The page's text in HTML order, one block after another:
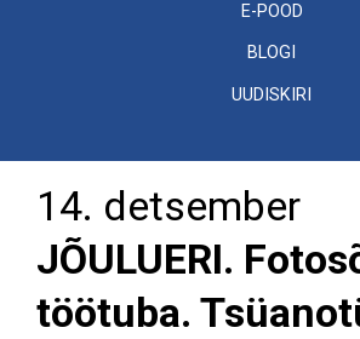
E-POOD
BLOGI
UUDISKIRI
14. detsember
JÕULUERI.
töötuba.